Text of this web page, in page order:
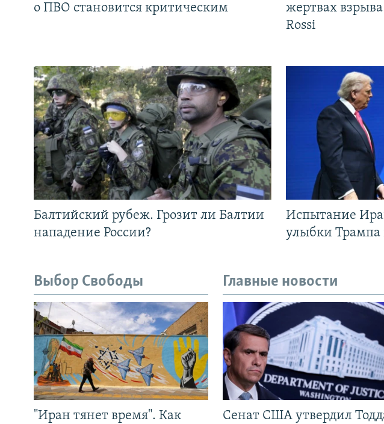
о ПВО становится критическим
жертвах
Rossi
Балтийский рубеж. Грозит ли Балтии
нападение России?
Испытание
улыбки
Выбор Свободы
"Иран тянет время". Как
Главные новости
Сенат США утвердил